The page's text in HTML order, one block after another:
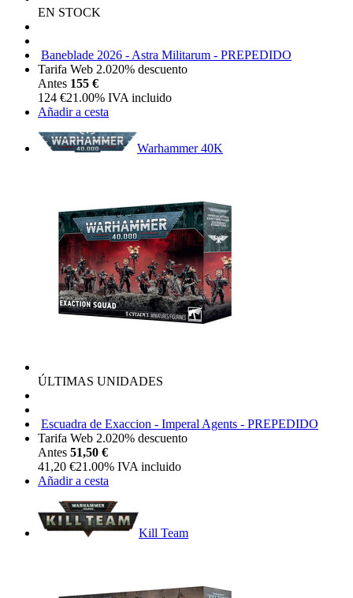
EN STOCK
Baneblade 2026 - Astra Militarum - PREPEDIDO
Tarifa Web 2.020% descuento
Antes 155 €
124 €21.00% IVA incluido
Añadir a cesta
Warhammer 40K
ÚLTIMAS UNIDADES
Escuadra de Exaccion - Imperal Agents - PREPEDIDO
Tarifa Web 2.020% descuento
Antes 51,50 €
41,20 €21.00% IVA incluido
Añadir a cesta
Kill Team